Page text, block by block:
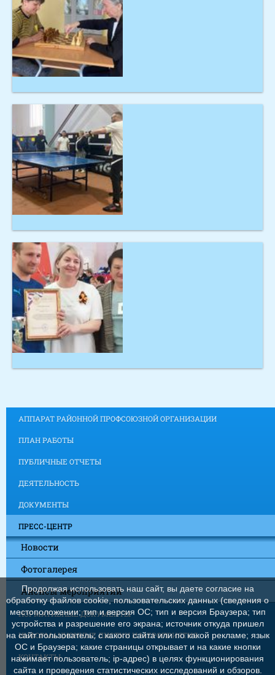
АППАРАТ РАЙОННОЙ ПРОФСОЮЗНОЙ ОРГАНИЗАЦИИ
ПЛАН РАБОТЫ
ПУБЛИЧНЫЕ ОТЧЕТЫ
ДЕЯТЕЛЬНОСТЬ
ДОКУМЕНТЫ
ПРЕСС-ЦЕНТР
Новости
Фотогалерея
Анонсы мероприятий
НОРМАТИВНЫЕ ДОКУМЕНТЫ
ИНФОРМАЦИОННЫЕ ЛИСТКИ И МЕРОПРИЯТИЯ
КОНТАКТЫ
Продолжая использовать наш сайт, вы даете согласие на
обработку файлов cookie, пользовательских данных (сведения о
местоположении; тип и версия ОС; тип и версия Браузера; тип
устройства и разрешение его экрана; источник откуда пришел
на сайт пользователь; с какого сайта или по какой рекламе; язык
ОС и Браузера; какие страницы открывает и на какие кнопки
нажимает пользователь; ip-адрес) в целях функционирования
сайта и проведения статистических исследований и обзоров.